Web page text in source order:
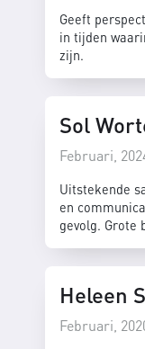
Geeft
in tijden
zijn.
Sol
Februari,
Uitstekende
en
gevolg. Grote
Heleen
Februari,